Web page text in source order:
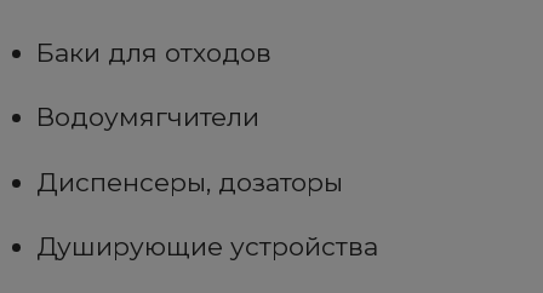
Баки для отходов
Водоумягчители
Диспенсеры, дозаторы
Душирующие устройства